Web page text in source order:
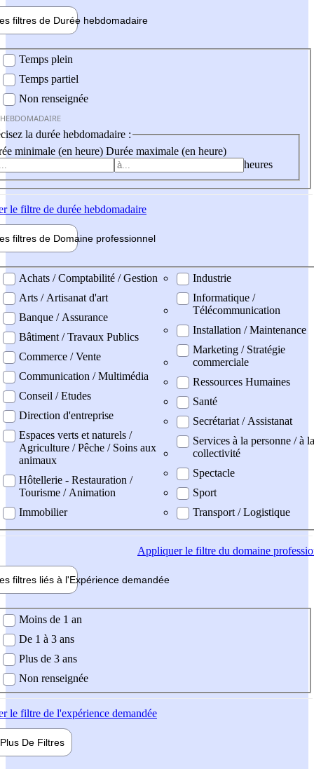
filtres de Durée hebdomadaire
Temps plein
Temps partiel
Non renseignée
la durée hebdomadaire :
minimale (en heure) Durée maximale (en heure)
heures
le filtre de durée hebdomadaire
filtres de Domaine professionnel
professionel
Achats / Comptabilité / Gestion
Arts / Artisanat d'art
Banque / Assurance
Bâtiment / Travaux Publics
Commerce / Vente
Communication / Multimédia
Conseil / Etudes
Direction d'entreprise
Espaces verts et naturels /
Agriculture / Pêche / Soins aux
animaux
Hôtellerie - Restauration /
Tourisme / Animation
Immobilier
Industrie
Informatique /
Télécommunication
Installation / Maintenance
Marketing / Stratégie
commerciale
Ressources Humaines
Santé
Secrétariat / Assistanat
Services à la personne / à la
collectivité
Spectacle
Sport
Transport / Logistique
Appliquerle filtre du domaine
filtres liés à l'Expérience demandée
demandée
Moins de 1 an
De 1 à 3 ans
Plus de 3 ans
Non renseignée
le filtre de l'expérience demandée
Plus De Filtres